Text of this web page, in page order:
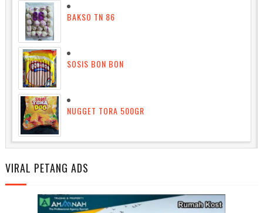
BAKSO TN 86
SOSIS BON BON
NUGGET TORA 500GR
VIRAL PETANG ADS